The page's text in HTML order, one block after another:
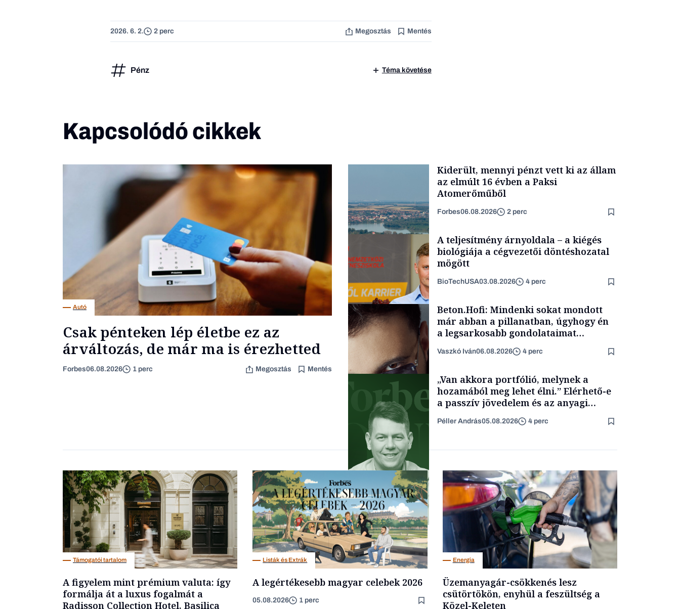
2026. 6. 2. 2 perc Megosztás Mentés
Pénz Téma követése
Kapcsolódó cikkek
Autó
Csak pénteken lép életbe ez az
árváltozás, de már ma is érezhetted
Forbes06.08.2026 1 perc Megosztás Mentés
Kiderült, mennyi pénzt vett ki az állam
az elmúlt 16 évben a Paksi
Atomerőműből
Forbes06.08.2026 2 perc
A teljesítmény árnyoldala – a kiégés
biológiája a cégvezetői döntéshozatal
mögött
BioTechUSA03.08.2026 4 perc
Forbes-sztori
Beton.Hofi: Mindenki sokat mondott
már abban a pillanatban, úgyhogy én
a legsarkosabb gondolataimat
Vaszkó Iván06.08.2026 4 perc
Podcast
„Van akkora portfólió, melynek a
hozamából meg lehet élni.” Elérhető-e
a passzív jövedelem és az anyagi
Péller András05.08.2026 4 perc
Támogatói tartalom
A figyelem mint prémium valuta: így
formálja át a luxus fogalmát a
Radisson Collection Hotel, Basilica
Listák és Extrák
A legértékesebb magyar celebek 2026
05.08.2026 1 perc
Energia
Üzemanyagár-csökkenés lesz
csütörtökön, enyhül a feszültség a
Közel-Keleten